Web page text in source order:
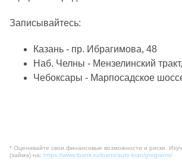
Записывайтесь:
Казань - пр. Ибрагимова, 48
Наб. Челны - Мензелинский
Чебоксары - Марпосадское
* Оценивайте свои финансовые возможности и риски.
(займа) на: https://www.tbank.ru/loans/auto-loan/programs/